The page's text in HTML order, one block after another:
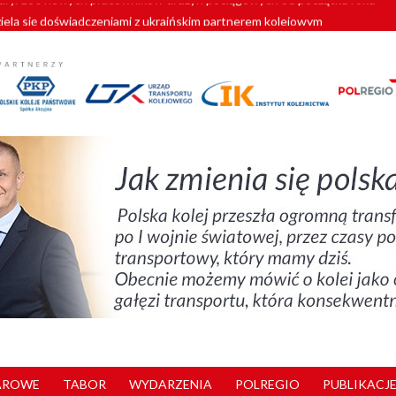
się doświadczeniami z ukraińskim partnerem kolejowym
Vectrony na 230 km/h
pociągi od PESA. Sześć nowoczesnych ELF-ów wyjedzie na tory w
180 nowych pracowników drużyn pociągowych od początku roku
TABOR WYDARZENIA POLREGIO